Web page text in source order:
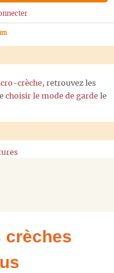
crèche, retrouvez les
choisir le mode de garde le
crèches